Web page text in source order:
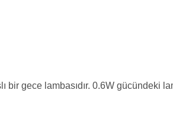
bir gece lambasıdır. 0.6W gücündeki